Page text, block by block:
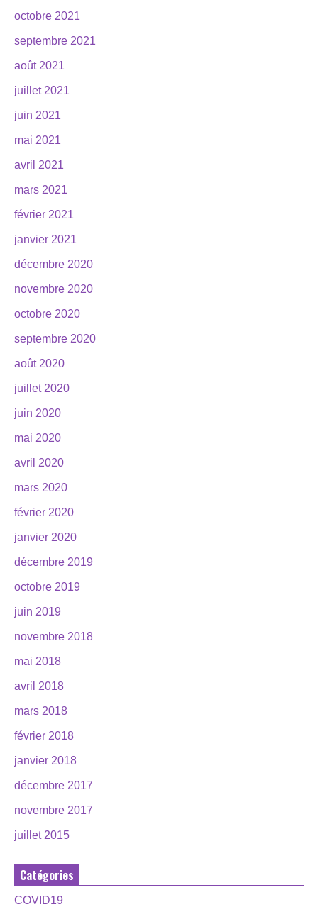
octobre 2021
septembre 2021
août 2021
juillet 2021
juin 2021
mai 2021
avril 2021
mars 2021
février 2021
janvier 2021
décembre 2020
novembre 2020
octobre 2020
septembre 2020
août 2020
juillet 2020
juin 2020
mai 2020
avril 2020
mars 2020
février 2020
janvier 2020
décembre 2019
octobre 2019
juin 2019
novembre 2018
mai 2018
avril 2018
mars 2018
février 2018
janvier 2018
décembre 2017
novembre 2017
juillet 2015
Catégories
COVID19